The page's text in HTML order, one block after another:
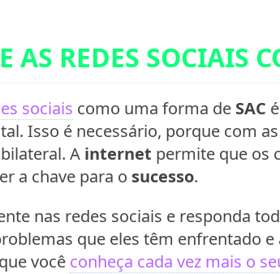
AS REDES SOCIAIS
sociais como uma forma de SAC
Isso é necessário, porque com
A internet permite que os
a chave para o sucesso.
nas redes sociais e responda
que eles têm enfrentado e
você conheça cada vez mais o